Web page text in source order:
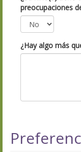
preocupaciones
¿Hay algo más